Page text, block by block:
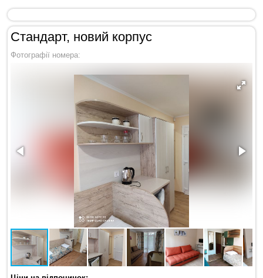
Стандарт, новий корпус
Фотографії номера: